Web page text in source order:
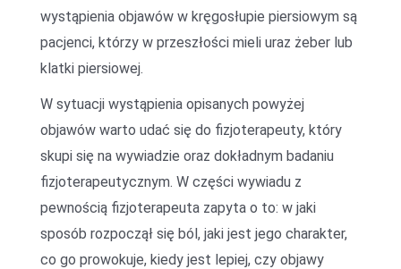
wystąpienia objawów w kręgosłupie piersiowym są
pacjenci, którzy w przeszłości mieli uraz żeber lub
klatki piersiowej.
W sytuacji wystąpienia opisanych powyżej
objawów warto udać się do fizjoterapeuty, który
skupi się na wywiadzie oraz dokładnym badaniu
fizjoterapeutycznym. W części wywiadu z
pewnością fizjoterapeuta zapyta o to: w jaki
sposób rozpoczął się ból, jaki jest jego charakter,
co go prowokuje, kiedy jest lepiej, czy objawy